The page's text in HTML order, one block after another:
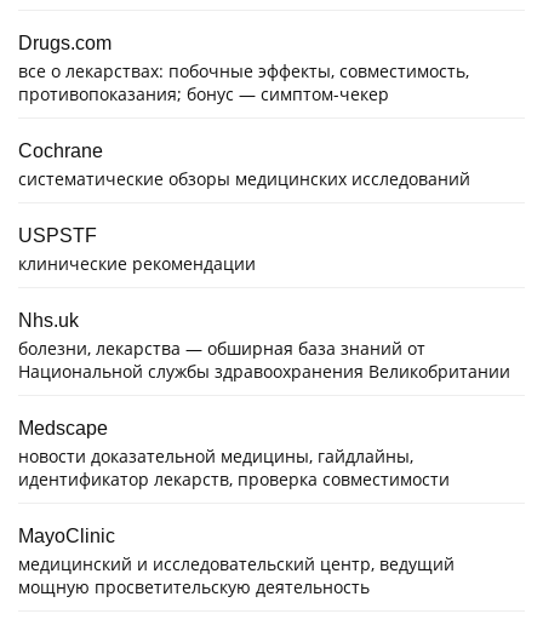
Drugs.com
все о лекарствах: побочные эффекты, совместимость,
противопоказания; бонус — симптом-чекер
Cochrane
систематические обзоры медицинских исследований
USPSTF
клинические рекомендации
Nhs.uk
болезни, лекарства — обширная база знаний от
Национальной службы здравоохранения Великобритании
Medscape
новости доказательной медицины, гайдлайны,
идентификатор лекарств, проверка совместимости
MayoClinic
медицинский и исследовательский центр, ведущий
мощную просветительскую деятельность